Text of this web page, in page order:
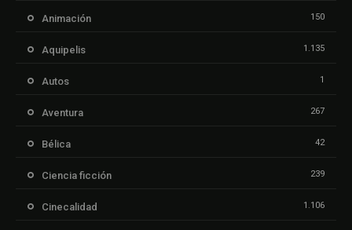
Animación 150
Aquipelis 1.135
Autos 1
Aventura 267
Bélica 42
Ciencia ficción 239
Cinecalidad 1.106